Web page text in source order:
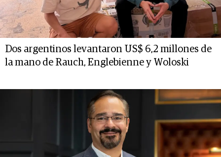
Dos argentinos levantaron US$ 6,2 millones de
la mano de Rauch, Englebienne y Woloski